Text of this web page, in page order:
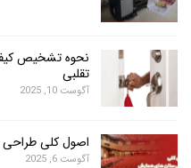
نحوه تشخیص کیفیت درب
تقلبی
آگوست 10, 2025
اصول کلی طراحی سالن های
آگوست 6, 2025